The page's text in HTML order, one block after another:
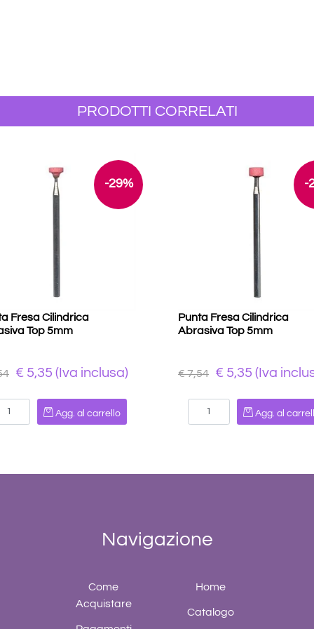
PRODOTTI CORRELATI
-29%
Fresa Cilindrica
Top 5mm
€ 5,35 (Iva inclusa)
Quantità
Agg. al carrello
-
Punta Fresa Cilindrica
Abrasiva Top 5mm
€ 7,54 € 5,35 (Iva
Quantità
Agg. al
Navigazione
Come
Acquistare
Home
Catalogo